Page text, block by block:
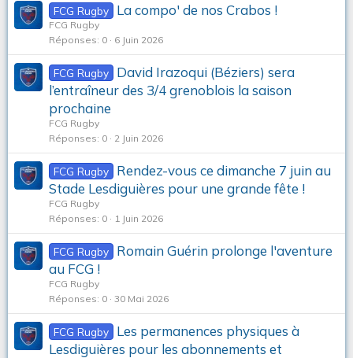
FCG Rugby La compo' de nos Crabos !
FCG Rugby
Réponses 0 6 Juin 2026
FCG Rugby
David Irazoqui (Béziers) sera
l’entraîneur des 3/4 grenoblois la saison
prochaine
FCG Rugby
Réponses 0 2 Juin 2026
FCG Rugby
Rendez-vous ce dimanche 7 juin au
Stade Lesdiguières pour une grande fête !
FCG Rugby
Réponses 0 1 Juin 2026
FCG Rugby
Romain Guérin prolonge l'aventure
au FCG !
FCG Rugby
Réponses 0 30 Mai 2026
FCG Rugby
Les permanences physiques à
Lesdiguières pour les abonnements et